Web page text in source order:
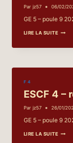
Par jz57 06/02/
GE 5 – poule 9
LIRE LA SUITEESCF
4
F 4
ESCF 4 –
Par jz57 26/01/
GE 5 – poule 9
LIRE LA SUITEESCF
4